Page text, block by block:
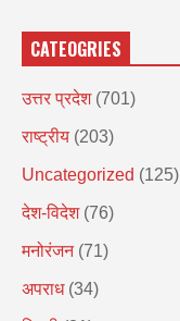
CATEOGRIES
उत्तर प्रदेश (701)
राष्ट्रीय (203)
Uncategorized (125)
देश-विदेश (76)
मनोरंजन (71)
अपराध (34)